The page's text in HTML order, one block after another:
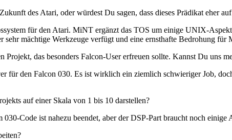
des Atari, oder würdest Du sagen, dass dieses Prädikat eher
für den Atari. MiNT ergänzt das TOS um einige UNIX-
sehr mächtige Werkzeuge verfügt und eine ernsthafte Bedrohung für
Projekt, das besonders Falcon-User erfreuen sollte. Kannst Du uns
für den Falcon 030. Es ist wirklich ein ziemlich schwieriger Job,
auf einer Skala von 1 bis 10 darstellen?
Code ist nahezu beendet, aber der DSP-Part braucht noch einige